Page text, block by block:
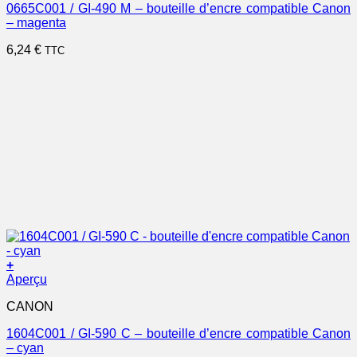
0665C001 / GI-490 M – bouteille d’encre compatible Canon
– magenta
6,24 € TTC
+
Aperçu
CANON
1604C001 / GI-590 C – bouteille d’encre compatible Canon
– cyan